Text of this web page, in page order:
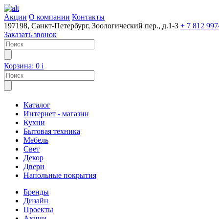
Акции О компании Контакты
197198, Санкт-Петербург, Зоологический пер., д.1-3 + 7 812
Заказать звонок
Корзина: 0 i
Каталог
Интернет - магазин
Кухни
Бытовая техника
Мебель
Свет
Декор
Двери
Напольные покрытия
Бренды
Дизайн
Проекты